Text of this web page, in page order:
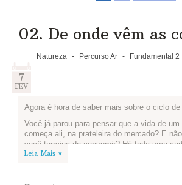
02. De onde vêm as
Natureza - Percurso Ar - Fundamental 2
7
FEV
Agora é hora de saber mais sobre o ciclo de
Você já parou para pensar que a vida de um
começa ali, na prateleira do mercado? E
você termina de consumir? Há toda uma
para que isso aconteça, e todas têm
Leia Mais ▾